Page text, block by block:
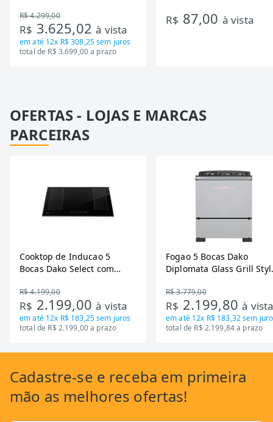
Tecnologia Inverter, Branco,
Bivolt
R$ 4.299,00
R$ 3.625,02à vista
em até 12x R$ 308,25sem juros
total de R$ 3.699,00 a prazo
R$ 87,00 à vista
OFERTAS - LOJAS E MARCAS
PARCEIRAS
Cooktop de Inducao 5
Bocas Dako Select com
R$ 4.199,00
R$ 2.199,00à vista
em até 12x R$ 183,25sem juros
total de R$ 2.199,00 a prazo
Fogao 5 Bocas Dako
Diplomata Glass Grill
R$ 3.779,00
R$ 2.199,80à
em até 12x R$ 183,32sem
total de R$ 2.199,84 a prazo
Cadastre-se e receba em primeira
mão as melhores ofertas!